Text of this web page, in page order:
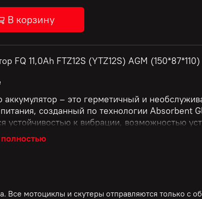
В корзину
FQ 11,0Ah FTZ12S (YTZ12S) AGM (150*87*110)
аккумулятор – это герметичный и
созданный по технологии Absorbent
устойчивостью к вибрации, возможностью
и отсутствием необходимости в
имеют увеличенный срок службы,
Все мотоциклы и скутеры отправляются только с